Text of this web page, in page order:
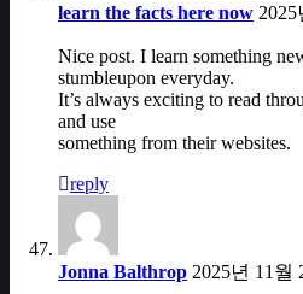
learn the facts here now 2025
Nice post. I learn something
stumbleupon everyday.
It’s always exciting to read
and use
something from their websites.
reply
Jonna Balthrop 2025년 11월